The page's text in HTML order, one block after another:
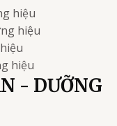
hiệu
hiệu
hiệu
- DƯỠNG